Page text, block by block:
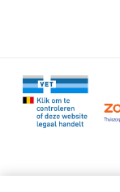
gehad.  als
gebruikt om
frequent
kan
versterkt
als u
ontsteking
van de
verergering